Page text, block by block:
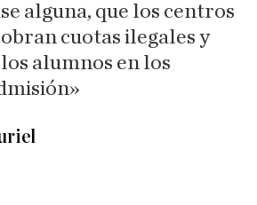
alguna, que los centros
cuotas ilegales y
alumnos en los